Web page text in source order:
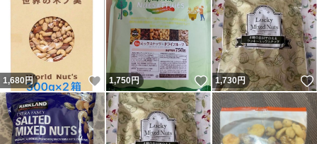
1,680円 いいね！
1,750円 いいね！
1,730円